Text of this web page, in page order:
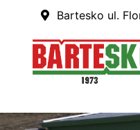
Bartesko ul.